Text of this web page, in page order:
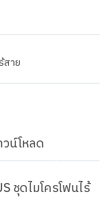
สาย
น์โหลด
ชุดไมโครโฟนไร้